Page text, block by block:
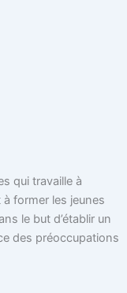
qui travaille à
former les jeunes
le but d’établir un
des préoccupations